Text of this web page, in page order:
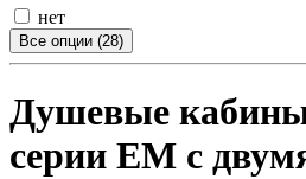
нет
Все опции (28)
Душевые
серии EM с